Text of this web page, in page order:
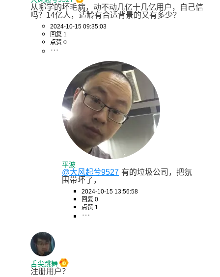
从哪学的坏毛病，动不动几亿十几亿用户，自己信
吗？14亿人，适龄有合适背景的又有多少？
2024-10-15 09:35:03
回复 1
点赞 0
平波
@大风起兮9527 有的垃圾公司，把氛
围带坏了，
2024-10-15 13:56:58
回复 0
点赞 1
舌尖跳舞
注册用户？